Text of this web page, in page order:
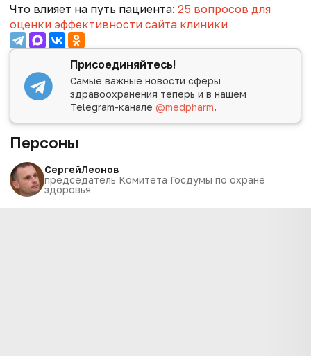
Что влияет на путь пациента: 25 вопросов для
оценки эффективности сайта клиники
Присоединяйтесь!
Самые важные новости сферы
здравоохранения теперь и в нашем
Telegram-канале@medpharm.
Персоны
СергейЛеонов
председатель Комитета Госдумы по охране
здоровья